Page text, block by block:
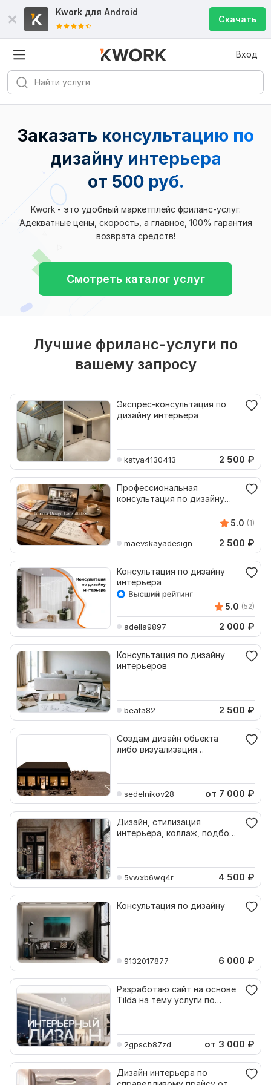
Kwork для Android
Скачать
Вход
Заказать консультацию по
дизайну интерьера
от 500 руб.
Kwork - это удобный маркетплейс фриланс-услуг.
Адекватные цены, скорость, а главное, 100% гарантия
возврата средств!
Смотреть каталог услуг
Лучшие фриланс-услуги по
вашему запросу
Экспрес-консультация по
дизайну интерьера
katya4130413 2 500 ₽
Профессиональная
консультация по дизайну
5.0 (1)
maevskayadesign 2 500 ₽
Консультация по дизайну
интерьера
5.0 (52)
adella9897 2 000 ₽
Консультация по дизайну
интерьеров
beata82 2 500 ₽
Создам дизайн обьекта
либо визуализация
sedelnikov28 от 7 000 ₽
Дизайн, стилизация
интерьера, коллаж, подбор
5vwxb6wq4r 4 500 ₽
Консультация по дизайну
9132017877 6 000 ₽
Разработаю сайт на основе
Tilda на тему услуги по
2gpscb87zd от 3 000 ₽
Дизайн интерьера по